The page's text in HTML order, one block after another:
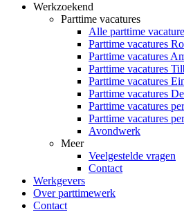
Werkzoekend
Parttime vacatures
Alle parttime
Parttime vacatures
Parttime vacatures
Parttime vacatures
Parttime vacatures
Parttime vacatures
Parttime vacatures
Parttime vacatures
Avondwerk
Meer
Veelgestelde vragen
Contact
Werkgevers
Over parttimewerk
Contact